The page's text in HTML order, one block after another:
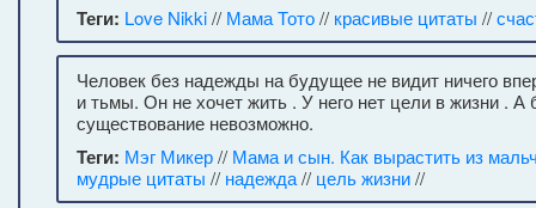
Теги: Love Nikki// Мама Тото// красивые цитаты //
Человек без надежды на будущее не видит ничего
и тьмы. Он не хочет жить . У него нет цели в жизни . А
существование невозможно.
Теги: Мэг Микер// Мама и сын. Как вырастить из
мудрые цитаты // надежда// цель жизни//